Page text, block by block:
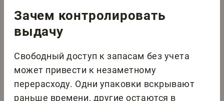
Зачем контролировать
выдачу
Свободный доступ к запасам без учета
может привести к незаметному
перерасходу. Одни упаковки вскрывают
раньше времени, другие остаются в